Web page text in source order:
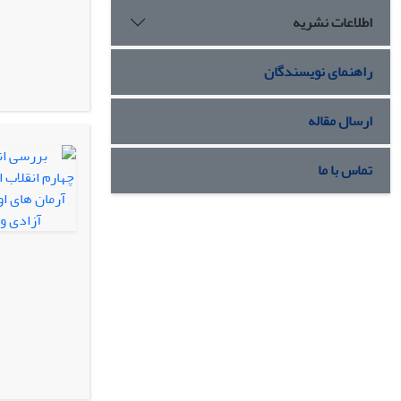
اطلاعات نشریه
راهنمای نویسندگان
ارسال مقاله
تماس با ما